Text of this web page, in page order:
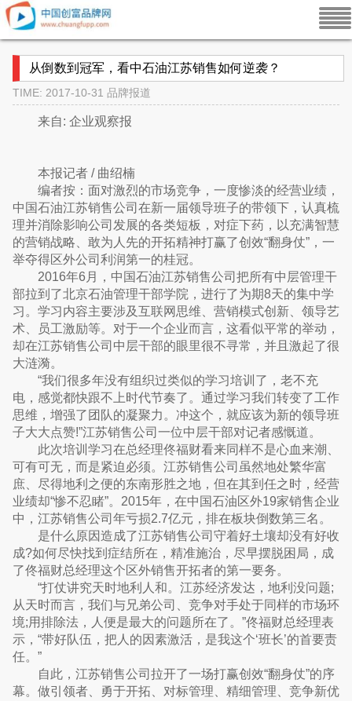
从倒数到冠军，看中石油江苏销售如何逆袭？
TIME: 2017-10-31 品牌报道
来自: 企业观察报
本报记者 / 曲绍楠
编者按：面对激烈的市场竞争，一度惨淡的经营业绩，
中国石油江苏销售公司在新一届领导班子的带领下，认真梳
理并消除影响公司发展的各类短板，对症下药，以充满智慧
的营销战略、敢为人先的开拓精神打赢了创效“翻身仗”，一
举夺得区外公司利润第一的桂冠。
2016年6月，中国石油江苏销售公司把所有中层管理干
部拉到了北京石油管理干部学院，进行了为期8天的集中学
习。学习内容主要涉及互联网思维、营销模式创新、领导艺
术、员工激励等。对于一个企业而言，这看似平常的举动，
却在江苏销售公司中层干部的眼里很不寻常，并且激起了很
大涟漪。
“我们很多年没有组织过类似的学习培训了，老不充
电，感觉都快跟不上时代节奏了。通过学习我们转变了工作
思维，增强了团队的凝聚力。冲这个，就应该为新的领导班
子大大点赞!”江苏销售公司一位中层干部对记者感慨道。
此次培训学习在总经理佟福财看来同样不是心血来潮、
可有可无，而是紧迫必须。江苏销售公司虽然地处繁华富
庶、尽得地利之便的东南形胜之地，但在其到任之时，经营
业绩却“惨不忍睹”。2015年，在中国石油区外19家销售企业
中，江苏销售公司年亏损2.7亿元，排在板块倒数第三名。
是什么原因造成了江苏销售公司守着好土壤却没有好收
成?如何尽快找到症结所在，精准施治，尽早摆脱困局，成
了佟福财总经理这个区外销售开拓者的第一要务。
“打仗讲究天时地利人和。江苏经济发达，地利没问题;
从天时而言，我们与兄弟公司、竞争对手处于同样的市场环
境;用排除法，人便是最大的问题所在了。”佟福财总经理表
示，“带好队伍，把人的因素激活，是我这个‘班长’的首要责
任。”
自此，江苏销售公司拉开了一场打赢创效“翻身仗”的序
幕。做引领者、勇于开拓、对标管理、精细管理、竞争新优